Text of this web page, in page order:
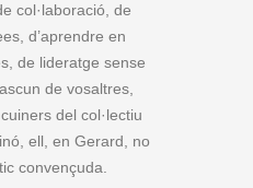
col·laboració, de
d’aprendre en
de lideratge sense
de vosaltres,
del col·lectiu
ell, en Gerard, no
convençuda.